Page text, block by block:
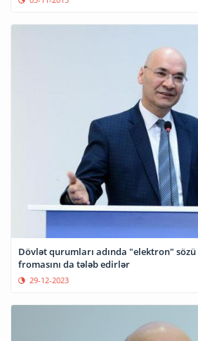
Dövlət qurumları adında "elektron" sözü
fromasını da tələb edirlər
29-12-2023